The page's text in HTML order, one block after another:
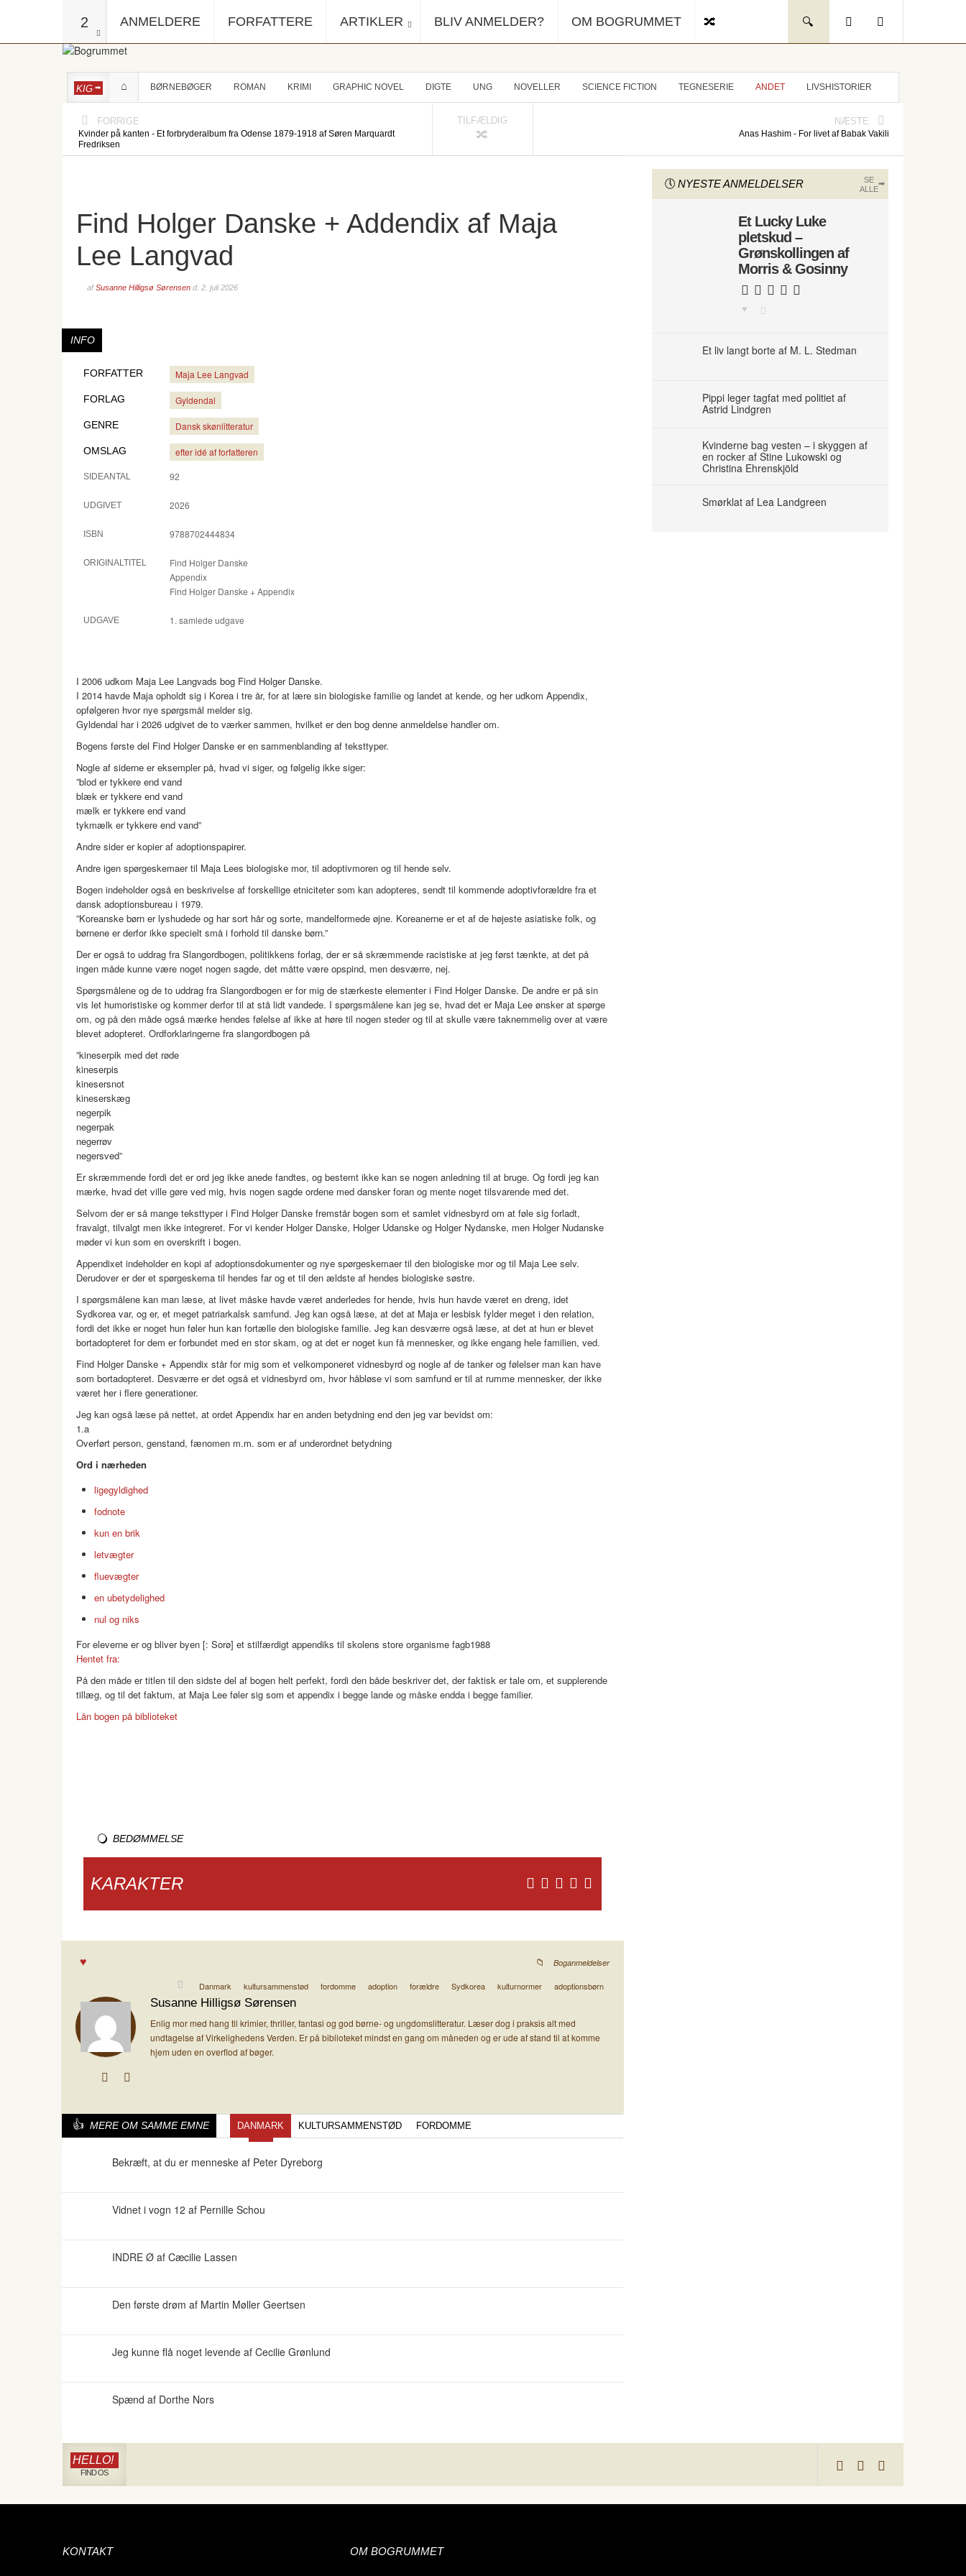
2 ANMELDERE FORFATTERE ARTIKLER BLIV ANMELDER? OM BOGRUMMET
KIG BØRNEBØGER ROMAN KRIMI GRAPHIC NOVEL DIGTE UNG NOVELLER SCIENCE FICTION TEGNESERIE ANDET LIVSHISTORIER
FORRIGE
Kvinder på kanten - Et forbryderalbum fra Odense 1879-1918 af Søren Marquardt
Fredriksen
TILFÆLDIG NÆSTE
Anas Hashim - For livet af Babak Vakili
Find Holger Danske + Addendix af Maja
Lee Langvad
afSusanne Hilligsø Sørensen d. 2. juli 2026
INFO
FORFATTER Maja Lee Langvad
FORLAG Gyldendal
GENRE Dansk skønlitteratur
OMSLAG efter idé af forfatteren
SIDEANTAL 92
UDGIVET 2026
ISBN 9788702444834
ORIGINALTITEL
Find Holger Danske
Appendix
Find Holger Danske + Appendix
UDGAVE 1. samlede udgave
I 2006 udkom Maja Lee Langvads bog Find Holger Danske.
I 2014 havde Maja opholdt sig i Korea i tre år, for at lære sin biologiske familie og landet at kende, og her udkom Appendix,
opfølgeren hvor nye spørgsmål melder sig.
Gyldendal har i 2026 udgivet de to værker sammen, hvilket er den bog denne anmeldelse handler om.
Bogens første del Find Holger Danske er en sammenblanding af teksttyper.
Nogle af siderne er eksempler på, hvad vi siger, og følgelig ikke siger:
”blod er tykkere end vand
blæk er tykkere end vand
mælk er tykkere end vand
tykmælk er tykkere end vand”
Andre sider er kopier af adoptionspapirer.
Andre igen spørgeskemaer til Maja Lees biologiske mor, til adoptivmoren og til hende selv.
Bogen indeholder også en beskrivelse af forskellige etniciteter som kan adopteres, sendt til kommende adoptivforældre fra et
dansk adoptionsbureau i 1979.
”Koreanske børn er lyshudede og har sort hår og sorte, mandelformede øjne. Koreanerne er et af de højeste asiatiske folk, og
børnene er derfor ikke specielt små i forhold til danske børn.”
Der er også to uddrag fra Slangordbogen, politikkens forlag, der er så skræmmende racistiske at jeg først tænkte, at det på
ingen måde kunne være noget nogen sagde, det måtte være opspind, men desværre, nej.
Spørgsmålene og de to uddrag fra Slangordbogen er for mig de stærkeste elementer i Find Holger Danske. De andre er på sin
vis let humoristiske og kommer derfor til at stå lidt vandede. I spørgsmålene kan jeg se, hvad det er Maja Lee ønsker at spørge
om, og på den måde også mærke hendes følelse af ikke at høre til nogen steder og til at skulle være taknemmelig over at være
blevet adopteret. Ordforklaringerne fra slangordbogen på
”kineserpik med det røde
kineserpis
kinesersnot
kineserskæg
negerpik
negerpak
negerrøv
negersved”
Er skræmmende fordi det er ord jeg ikke anede fandtes, og bestemt ikke kan se nogen anledning til at bruge. Og fordi jeg kan
mærke, hvad det ville gøre ved mig, hvis nogen sagde ordene med dansker foran og mente noget tilsvarende med det.
Selvom der er så mange teksttyper i Find Holger Danske fremstår bogen som et samlet vidnesbyrd om at føle sig forladt,
fravalgt, tilvalgt men ikke integreret. For vi kender Holger Danske, Holger Udanske og Holger Nydanske, men Holger Nudanske
møder vi kun som en overskrift i bogen.
Appendixet indeholder en kopi af adoptionsdokumenter og nye spørgeskemaer til den biologiske mor og til Maja Lee selv.
Derudover er der et spørgeskema til hendes far og et til den ældste af hendes biologiske søstre.
I spørgsmålene kan man læse, at livet måske havde været anderledes for hende, hvis hun havde været en dreng, idet
Sydkorea var, og er, et meget patriarkalsk samfund. Jeg kan også læse, at det at Maja er lesbisk fylder meget i den relation,
fordi det ikke er noget hun føler hun kan fortælle den biologiske familie. Jeg kan desværre også læse, at det at hun er blevet
bortadopteret for dem er forbundet med en stor skam, og at det er noget kun få mennesker, og ikke engang hele familien, ved.
Find Holger Danske + Appendix står for mig som et velkomponeret vidnesbyrd og nogle af de tanker og følelser man kan have
som bortadopteret. Desværre er det også et vidnesbyrd om, hvor håbløse vi som samfund er til at rumme mennesker, der ikke
været her i flere generationer.
Jeg kan også læse på nettet, at ordet Appendix har en anden betydning end den jeg var bevidst om:
1.a
Overført person, genstand, fænomen m.m. som er af underordnet betydning
Ord i nærheden
ligegyldighed
fodnote
kun en brik
letvægter
fluevægter
en ubetydelighed
nul og niks
For eleverne er og bliver byen [: Sorø] et stilfærdigt appendiks til skolens store organisme fagb1988
Hentet fra:
På den måde er titlen til den sidste del af bogen helt perfekt, fordi den både beskriver det, der faktisk er tale om, et supplerende
tillæg, og til det faktum, at Maja Lee føler sig som et appendix i begge lande og måske endda i begge familier.
Lån bogen på biblioteket
BEDØMMELSE
KARAKTER
Boganmeldelser
Danmark kultursammenstød fordomme adoption forældre Sydkorea kulturnormer adoptionsbørn
Susanne Hilligsø Sørensen
Enlig mor med hang til krimier, thriller, fantasi og god børne- og ungdomslitteratur. Læser dog i praksis alt med
undtagelse af Virkelighedens Verden. Er på biblioteket mindst en gang om måneden og er ude af stand til at komme
hjem uden en overflod af bøger.
MERE OM SAMME EMNE DANMARK KULTURSAMMENSTØD FORDOMME
Bekræft, at du er menneske af Peter Dyreborg
Vidnet i vogn 12 af Pernille Schou
INDRE Ø af Cæcilie Lassen
Den første drøm af Martin Møller Geertsen
Jeg kunne flå noget levende af Cecilie Grønlund
Spænd af Dorthe Nors
NYESTE ANMELDELSER
SE
ALLE
Et Lucky Luke
pletskud –
Grønskollingen af
Morris & Gosinny
Et liv langt borte af M. L. Stedman
Pippi leger tagfat med politiet af
Astrid Lindgren
Kvinderne bag vesten – i skyggen af
en rocker af Stine Lukowski og
Christina Ehrenskjöld
Smørklat af Lea Landgreen
HELLO!
FIND OS
KONTAKT OM BOGRUMMET